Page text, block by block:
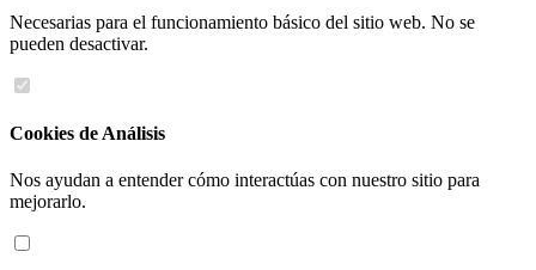
Necesarias para el funcionamiento básico del sitio web. No se
pueden desactivar.
Cookies de Análisis
Nos ayudan a entender cómo interactúas con nuestro sitio para
mejorarlo.